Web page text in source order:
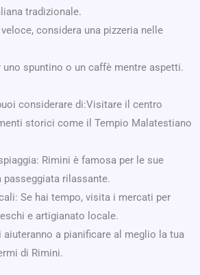
tradizionale.
considera una pizzeria nelle
uno spuntino o un caffè mentre aspetti.
considerare di:Visitare il centro
storici come il Tempio Malatestiano
Rimini è famosa per le sue
passeggiata rilassante.
Se hai tempo, visita i mercati per
e artigianato locale.
a pianificare al meglio la tua
di Rimini.